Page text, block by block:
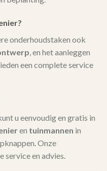
onderhoudstaken ook
, en het aanleggen
een complete service
u eenvoudig en gratis in
en tuinmannen in
Onze
en advies.